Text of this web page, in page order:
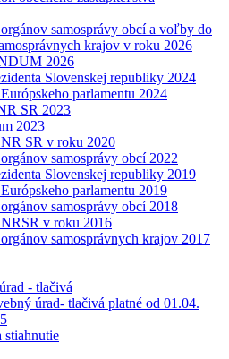
samosprávy obcí a voľby do
krajov v roku 2026
2026
Slovenskej republiky 2024
parlamentu 2024
SR 2023
2023
SR v roku 2020
samosprávy obcí 2022
Slovenskej republiky 2019
parlamentu 2019
samosprávy obcí 2018
v roku 2016
samosprávnych krajov 2017
- tlačivá
úrad- tlačivá platné od 01.04.
stiahnutie